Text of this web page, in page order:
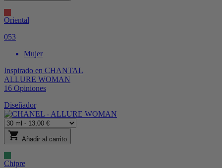
Oriental
053
Mujer
Inspirado en CHANTAL
ALLURE WOMAN
16 Opiniones
Diseñador
shopping_cart Añadir al carrito
Chipre